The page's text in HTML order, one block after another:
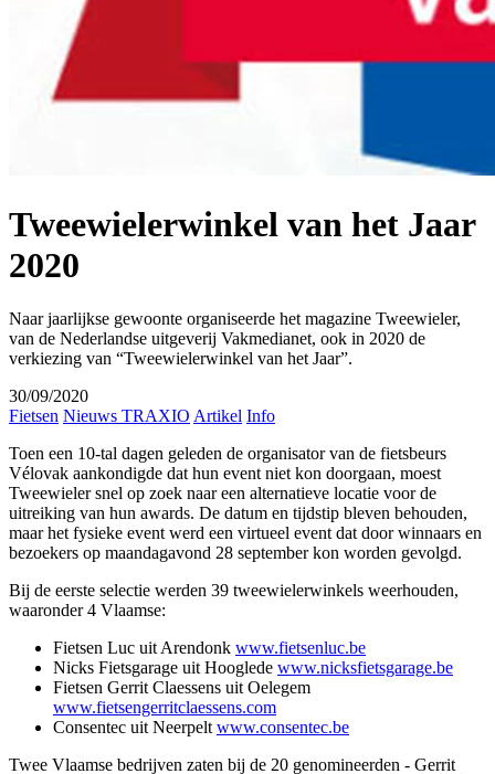
Tweewielerwinkel van het Jaar
2020
Naar jaarlijkse gewoonte organiseerde het magazine Tweewieler,
van de Nederlandse uitgeverij Vakmedianet, ook in 2020 de
verkiezing van “Tweewielerwinkel van het Jaar”.
30/09/2020
Fietsen Nieuws TRAXIO Artikel Info
Toen een 10-tal dagen geleden de organisator van de fietsbeurs
Vélovak aankondigde dat hun event niet kon doorgaan, moest
Tweewieler snel op zoek naar een alternatieve locatie voor de
uitreiking van hun awards. De datum en tijdstip bleven behouden,
maar het fysieke event werd een virtueel event dat door winnaars en
bezoekers op maandagavond 28 september kon worden gevolgd.
Bij de eerste selectie werden 39 tweewielerwinkels weerhouden,
waaronder 4 Vlaamse:
Fietsen Luc uit Arendonk www.fietsenluc.be
Nicks Fietsgarage uit Hooglede www.nicksfietsgarage.be
Fietsen Gerrit Claessens uit Oelegem
www.fietsengerritclaessens.com
Consentec uit Neerpelt www.consentec.be
Twee Vlaamse bedrijven zaten bij de 20 genomineerden - Gerrit